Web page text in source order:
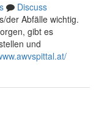
Discuss
der Abfälle wichtig.
gibt es
und